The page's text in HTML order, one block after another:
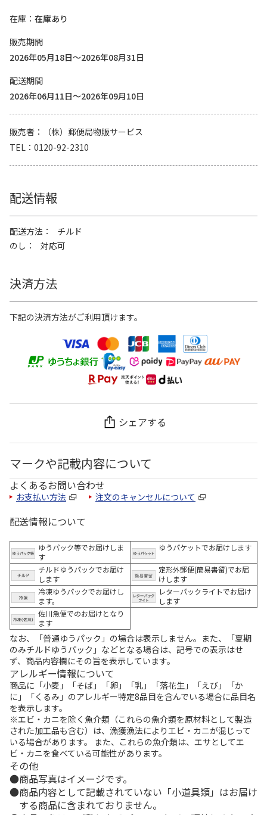
在庫
在庫あり
販売期間
2026年05月18日～2026年08月31日
配送期間
2026年06月11日～2026年09月10日
販売者
（株）郵便局物販サービス
TEL
0120-92-2310
配送情報
配送方法
チルド
のし
対応可
決済方法
下記の決済方法がご利用頂けます。
シェアする
マークや記載内容について
よくあるお問い合わせ
お支払い方法 注文のキャンセルについて
配送情報について
ゆうパック等でお届けしま
す
ゆうパケットでお届けします
チルドゆうパックでお届け
します
定形外郵便(簡易書留)でお届
けします
冷凍ゆうパックでお届けし
ます。
レターパックライトでお届け
します
佐川急便でのお届けとなり
ます
なお、「普通ゆうパック」の場合は表示しません。また、「夏期
のみチルドゆうパック」などとなる場合は、記号での表示はせ
ず、商品内容欄にその旨を表示しています。
アレルギー情報について
商品に「小麦」「そば」「卵」「乳」「落花生」「えび」「か
に」「くるみ」のアレルギー特定8品目を含んでいる場合に品目名
を表示します。
※エビ・カニを除く魚介類（これらの魚介類を原材料として製造
された加工品も含む）は、漁獲漁法によりエビ・カニが混じって
いる場合があります。 また、これらの魚介類は、エサとしてエ
ビ・カニを食べている可能性があります。
その他
商品写真はイメージです。
商品内容として記載されていない「小道具類」はお届け
する商品に含まれておりません。